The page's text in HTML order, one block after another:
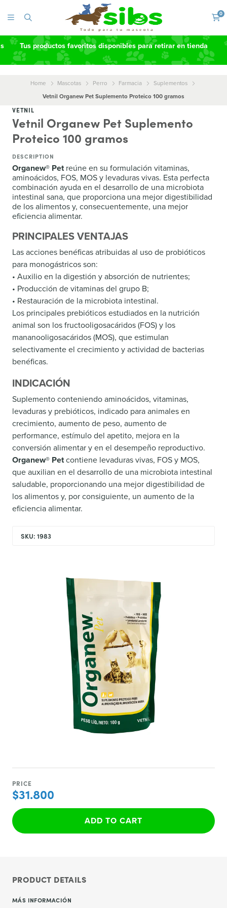
0
Tus productos favoritos disponibles para retirar en tienda
Home Mascotas Perro Farmacia
Suplementos
Vetnil Organew Pet Suplemento Proteico 100 gramos
VETNIL
Vetnil Organew Pet Suplemento
Proteico 100 gramos
DESCRIPTION
Organew® Petreúne en su formulación vitaminas,
aminoácidos, FOS, MOS y levaduras vivas. Esta perfecta
combinación ayuda en el desarrollo de una microbiota
intestinal sana, que proporciona una mejor digestibilidad
de los alimentos y, consecuentemente, una mejor
eficiencia alimentar.
PRINCIPALES VENTAJAS
Las acciones benéficas atribuidas al uso de probióticos
para monogástricos son:
• Auxilio en la digestión y absorción de nutrientes;
• Producción de vitaminas del grupo B;
• Restauración de la microbiota intestinal.
Los principales prebióticos estudiados en la nutrición
animal son los fructooligosacáridos (FOS) y los
mananooligosacáridos (MOS), que estimulan
selectivamente el crecimiento y actividad de bacterias
benéficas.
INDICACIÓN
Suplemento conteniendo aminoácidos, vitaminas,
levaduras y prebióticos, indicado para animales en
crecimiento, aumento de peso, aumento de
performance, estímulo del apetito, mejora en la
conversión alimentar y en el desempeño reproductivo.
Organew® Petcontiene levaduras vivas, FOS y MOS,
que auxilian en el desarrollo de una microbiota intestinal
saludable, proporcionando una mejor digestibilidad de
los alimentos y, por consiguiente, un aumento de la
eficiencia alimentar.
SKU: 1983
PRICE
$31.800
ADD TO CART
PRODUCT DETAILS
MÁS INFORMACIÓN